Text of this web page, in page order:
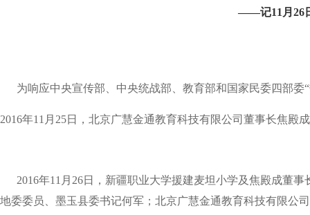
——记11月26
为响应中央宣传部、中央统战部、教育部和国家民委四部委
2016年11月25日，北京广慧金通教育科技有限公司董事长焦
2016年11月26日，新疆职业大学援建麦坦小学及焦殿成董
地委委员、墨玉县委书记何军；北京广慧金通教育科技有限公